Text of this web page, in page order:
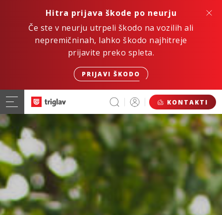
Hitra prijava škode po neurju
Če ste v neurju utrpeli škodo na vozilih ali
nepremičninah, lahko škodo najhitreje
prijavite preko spleta.
PRIJAVI ŠKODO
KONTAKTI